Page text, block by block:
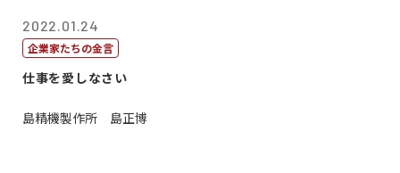
2022.01.24
企業家たちの金言
仕事を愛しなさい
島精機製作所 島正博